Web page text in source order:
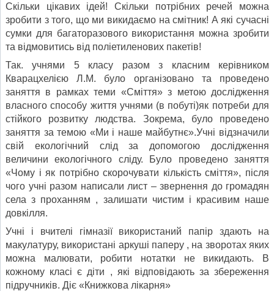
Скільки цікавих ідей! Скільки потрібних речей можна
зробити з того, що ми викидаємо на смітник! А які сучасні
сумки для багаторазового використання можна зробити
та відмовитись від поліетиленових пакетів!
Так. учнями 5 класу разом з класним керівником
Кварацхелією Л.М. було організовано та проведено
заняття в рамках теми «Сміття» з метою дослідження
власного способу життя учнями (в побуті)як потреби для
стійкого розвитку людства. Зокрема, було проведено
заняття за темою «Ми і наше майбутнє».Учні відзначили
свій екологічний слід за допомогою дослідження
величини екологічного сліду. Було проведено заняття
«Чому і як потрібно скорочувати кількість сміття», після
чого учні разом написали лист – звернення до громадян
села з проханням , залишати чистим і красивим наше
довкілля.
Учні і вчителі гімназії використаний папір здають на
макулатуру, використані аркуші паперу , на зворотах яких
можна малювати, робити нотатки не викидають. В
кожному класі є діти , які відповідають за збереження
підручників. Діє «Книжкова лікарня»